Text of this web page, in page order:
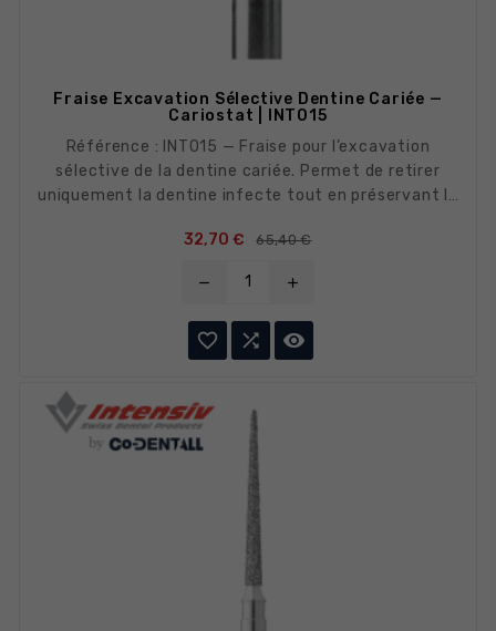
Fraise Excavation Sélective Dentine Cariée —
Cariostat | INT015
Référence : INT015 — Fraise pour l’excavation
sélective de la dentine cariée. Permet de retirer
uniquement la dentine infecte tout en préservant la
protocoles de traitement mini-invasif des caries
32,70 € 65,40 €Prix de base
Prix
remove add
  